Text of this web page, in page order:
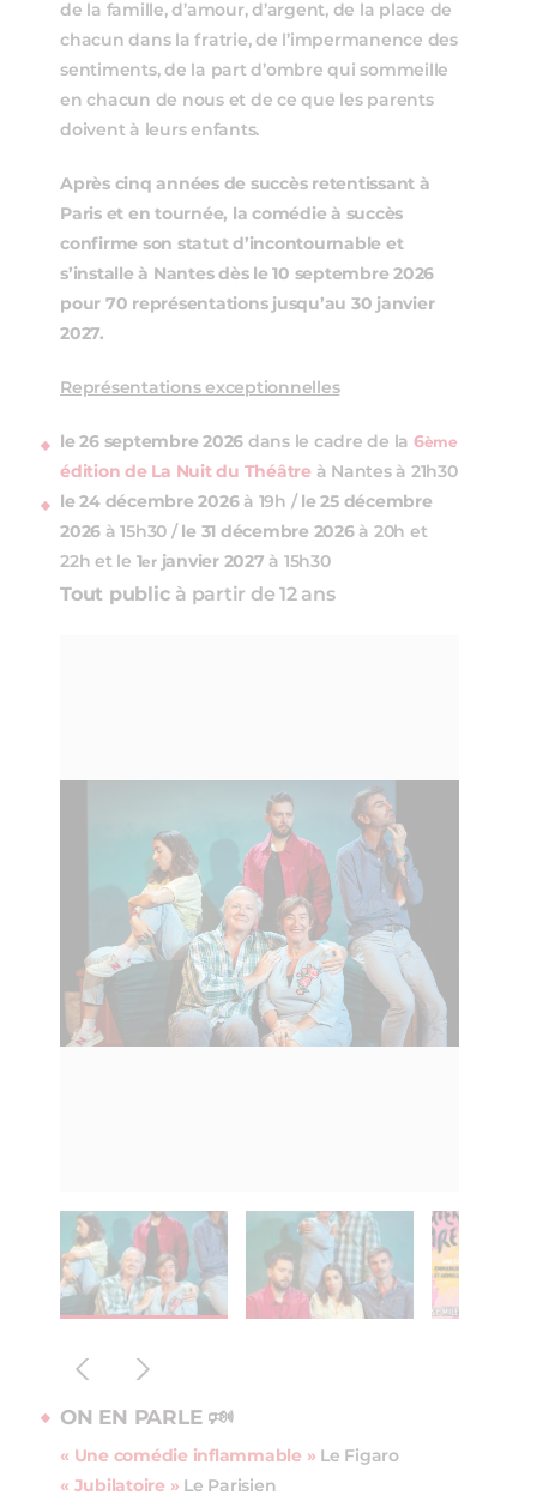
de la famille, d’amour, d’argent, de la place de
chacun dans la fratrie, de l’impermanence des
sentiments, de la part d’ombre qui sommeille
en chacun de nous et de ce que les parents
doivent à leurs enfants.
Après cinq années de succès retentissant à
Paris et en tournée, la comédie à succès
confirme son statut d’incontournable et
s’installe à Nantes dès le 10 septembre 2026
pour 70 représentations jusqu’au 30 janvier
2027.
Représentations exceptionnelles
le 26 septembre 2026 dans le cadre de la 6ème
édition de La Nuit du Théâtre à Nantes à 21h30
le 24 décembre 2026à 19h / le 25 décembre
2026 à 15h30 / le 31 décembre 2026à 20h et
22h et le 1erjanvier 2027 à 15h30
Tout public à partir de 12 ans
ON EN PARLE 🕬
« Une comédie inflammable » Le Figaro
« Jubilatoire » Le Parisien